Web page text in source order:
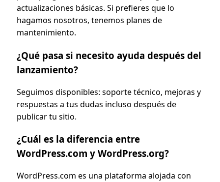
actualizaciones básicas. Si prefieres que lo
hagamos nosotros, tenemos planes de
mantenimiento.
¿Qué pasa si necesito ayuda después del
lanzamiento?
Seguimos disponibles: soporte técnico, mejoras y
respuestas a tus dudas incluso después de
publicar tu sitio.
¿Cuál es la diferencia entre
WordPress.com y WordPress.org?
WordPress.com es una plataforma alojada con